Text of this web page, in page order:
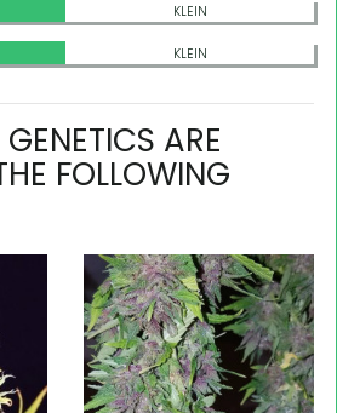
KLEIN
KLEIN
ARE
FOLLOWING